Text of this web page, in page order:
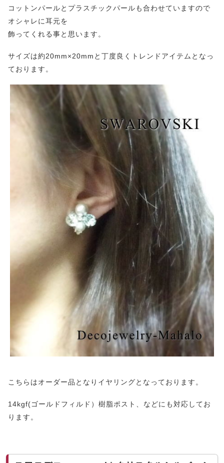
コットンパールとプラスチックパールも合わせていますので
オシャレに耳元を
飾ってくれる事と思います。
サイズは約20mm×20mmと丁度良くトレンドアイテムとなっ
ております。
こちらはオーダー品となりイヤリングとなっております。
14kgf(ゴールドフィルド）樹脂ポスト、などにも対応してお
ります。